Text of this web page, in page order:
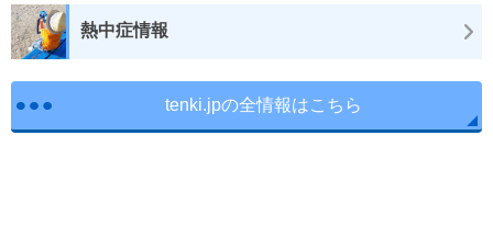
熱中症情報
tenki.jpの全情報はこちら